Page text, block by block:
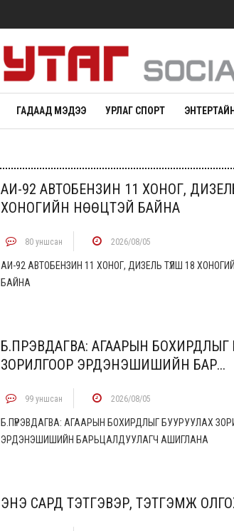
ГАДААД МЭДЭЭ УРЛАГ СПОРТ
АИ-92 АВТОБЕНЗИН 11 ХОНОГ,
ХОНОГИЙН НӨӨЦТЭЙ БАЙНА
80 уншсан 2026/08/05
АИ-92 АВТОБЕНЗИН 11 ХОНОГ, ДИЗЕЛЬ ТҮЛШ 18
БАЙНА
Б.ПҮРЭВДАГВА: АГААРЫН БОХИРДЛЫГ
ЗОРИЛГООР ЭРДЭНЭШИШИЙН БАР...
99 уншсан 2026/08/05
Б.ПҮРЭВДАГВА: АГААРЫН БОХИРДЛЫГ БУУРУУЛАХ
ЭРДЭНЭШИШИЙН БАРЬЦАЛДУУЛАГЧ АШИГЛАНА
ЭНЭ САРД ТЭТГЭВЭР, ТЭТГЭМЖ